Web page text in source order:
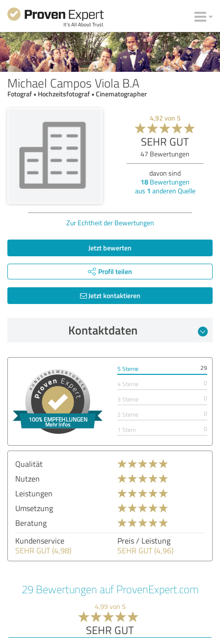
Michael Campos Viola B.A
Fotograf • Hochzeitsfotograf • Cinematographer
4,92 von 5
SEHR GUT
47 Bewertungen
davon sind
18 Bewertungen
aus 1 anderen Quelle
Zur Echtheit der Bewertungen
Jetzt bewerten
Profil teilen
Jetzt kontaktieren
Kontaktdaten
5 Sterne
29
4 Sterne
0
3 Sterne
0
2 Sterne
0
1 Stern
0
Qualität
Nutzen
Leistungen
Umsetzung
Beratung
Kundenservice
SEHR GUT (4,98)
Preis / Leistung
SEHR GUT (4,96)
29 Bewertungen auf ProvenExpert.com
4,99 von 5
SEHR GUT